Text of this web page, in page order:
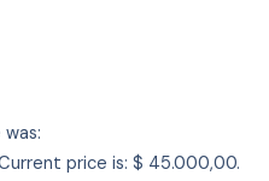
price is: $ 45.000,00.